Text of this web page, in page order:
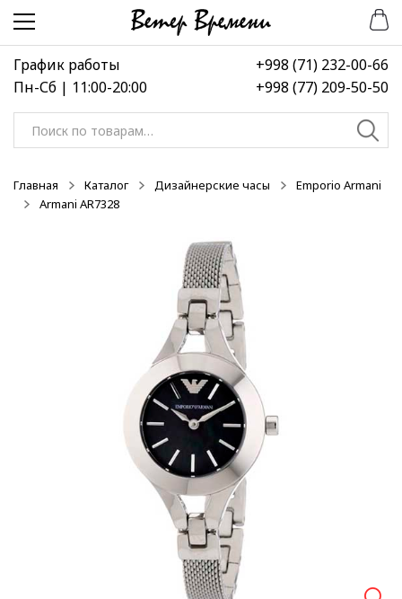
Перейти
навигации
Перейти
содержимому
График работы
Пн-Сб | 11:00-20:00
+998 (71) 232-00-66
+998 (77) 209-50-50
Искать:
Главная Каталог Дизайнерские часы
Emporio Armani
Armani AR7328
-50%
-50%
-50%